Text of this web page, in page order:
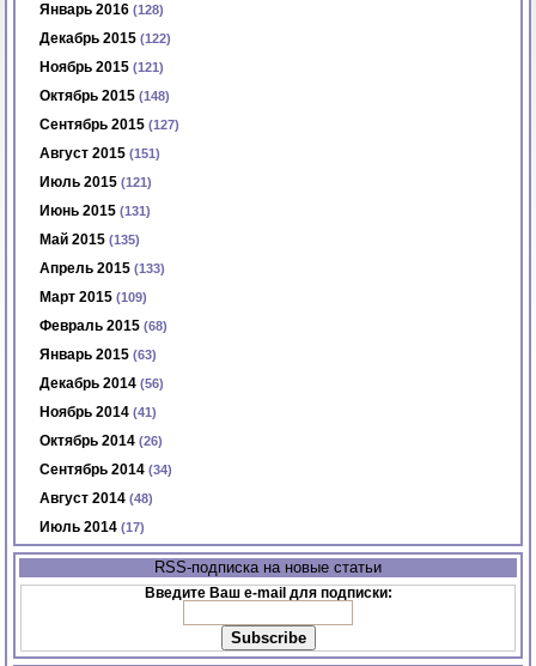
Январь 2016 (128)
Декабрь 2015 (122)
Ноябрь 2015 (121)
Октябрь 2015 (148)
Сентябрь 2015 (127)
Август 2015 (151)
Июль 2015 (121)
Июнь 2015 (131)
Май 2015 (135)
Апрель 2015 (133)
Март 2015 (109)
Февраль 2015 (68)
Январь 2015 (63)
Декабрь 2014 (56)
Ноябрь 2014 (41)
Октябрь 2014 (26)
Сентябрь 2014 (34)
Август 2014 (48)
Июль 2014 (17)
RSS-подписка на новые статьи
Введите Ваш e-mail для подписки: